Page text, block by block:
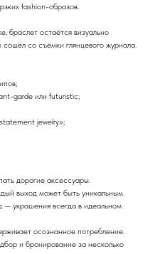
fashion-образов.
браслет остаётся визуально
со съёмки глянцевого журнала.
garde или futuristic;
jewelry»;
дорогие аксессуары.
выход может быть уникальным.
— украшения всегда в идеальном
осознанное потребление.
и бронирование за несколько